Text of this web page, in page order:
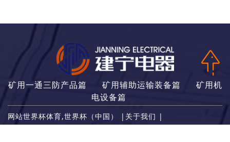
矿用一通三防产品篇 矿用辅助运输装备篇
矿用机
电设备篇
网站世界杯体育,世界杯（中国） | 关于我们 |